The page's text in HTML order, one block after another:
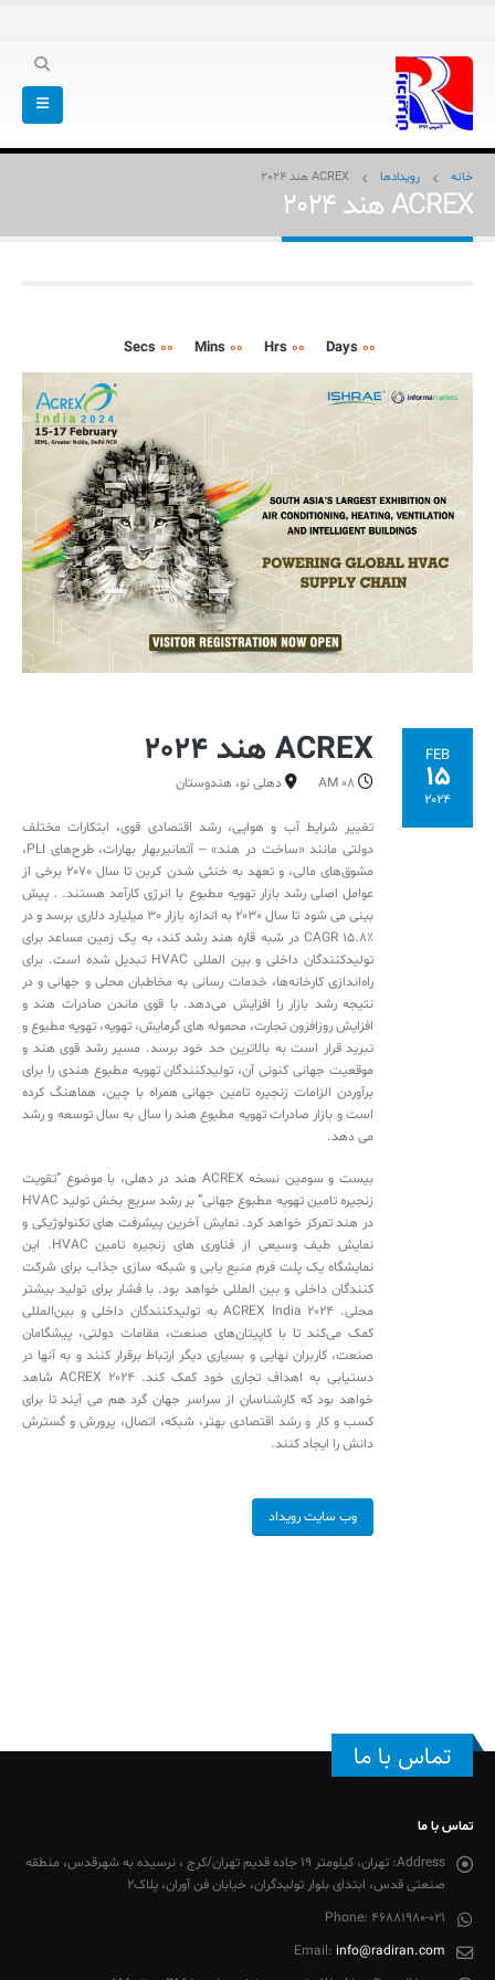
خانه رویدادها ACREX هند 2024
ACREX هند 2024
00
Days
00
Hrs
00
Mins
00
Secs
FEB
15
2024
ACREX هند 2024
دهلی نو، هندوستان
تغییر شرایط آب و هوایی، رشد اقتصادی قوی، ابتکارات مختلف
دولتی مانند «ساخت در هند» – آتمانیربهار بهارات، طرح‌های PLI،
مشوق‌های مالی، و تعهد به خنثی شدن کربن تا سال 2070 برخی از
عوامل اصلی رشد بازار تهویه مطبوع با انرژی کارآمد هستند. . پیش
بینی می شود تا سال 2030 به اندازه بازار 30 میلیارد دلاری برسد و در
CAGR 15.8٪ در شبه قاره هند رشد کند، به یک زمین مساعد برای
تولیدکنندگان داخلی و بین المللی HVAC تبدیل شده است. برای
راه‌اندازی کارخانه‌ها، خدمات رسانی به مخاطبان محلی و جهانی و در
نتیجه رشد بازار را افزایش می‌دهد. با قوی ماندن صادرات هند و
افزایش روزافزون تجارت، محموله های گرمایش، تهویه، تهویه مطبوع و
تبرید قرار است به بالاترین حد خود برسد. مسیر رشد قوی هند و
موقعیت جهانی کنونی آن، تولیدکنندگان تهویه مطبوع هندی را برای
برآوردن الزامات زنجیره تامین جهانی همراه با چین، هماهنگ کرده
است و بازار صادرات تهویه مطبوع هند را سال به سال توسعه و رشد
می دهد.
بیست و سومین نسخه ACREX هند در دهلی، با موضوع “تقویت
زنجیره تامین تهویه مطبوع جهانی” بر رشد سریع بخش تولید HVAC
در هند تمرکز خواهد کرد. نمایش آخرین پیشرفت های تکنولوژیکی و
نمایش طیف وسیعی از فناوری های زنجیره تامین HVAC. این
نمایشگاه یک پلت فرم منبع یابی و شبکه سازی جذاب برای شرکت
کنندگان داخلی و بین المللی خواهد بود. با فشار برای تولید بیشتر
محلی. ACREX India 2024 به تولیدکنندگان داخلی و بین‌المللی
کمک می‌کند تا با کاپیتان‌های صنعت، مقامات دولتی، پیشگامان
صنعت، کاربران نهایی و بسیاری دیگر ارتباط برقرار کنند و به آنها در
دستیابی به اهداف تجاری خود کمک کند. ACREX 2024 شاهد
خواهد بود که کارشناسان از سراسر جهان گرد هم می آیند تا برای
کسب و کار و رشد اقتصادی بهتر، شبکه، اتصال، پرورش و گسترش
دانش را ایجاد کنند.
وب سايت رويداد
تماس با ما
تماس با ما
Address:
تهران، کیلومتر 19 جاده قدیم تهران/کرج ، نرسیده به شهرقدس، منطقه
صنعتی قدس، ابتدای بلوار تولیدگران، خیابان فن آوران، پلاک2
Phone: 46881980-021
Email: info@radiran.com